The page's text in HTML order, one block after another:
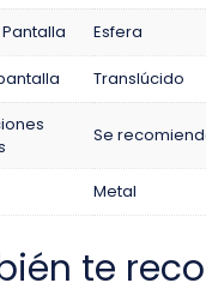
Esfera
Translúcido
Se
Metal
te